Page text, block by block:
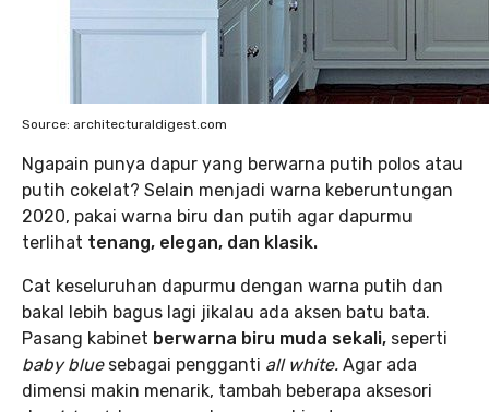
Source: architecturaldigest.com
Ngapain punya dapur yang berwarna putih polos atau
putih cokelat? Selain menjadi warna keberuntungan
2020, pakai warna biru dan putih agar dapurmu
terlihat tenang, elegan, dan klasik.
Cat keseluruhan dapurmu dengan warna putih dan
bakal lebih bagus lagi jikalau ada aksen batu bata.
Pasang kabinet berwarna biru muda sekali, seperti
baby blue sebagai pengganti all white. Agar ada
dimensi makin menarik, tambah beberapa aksesori